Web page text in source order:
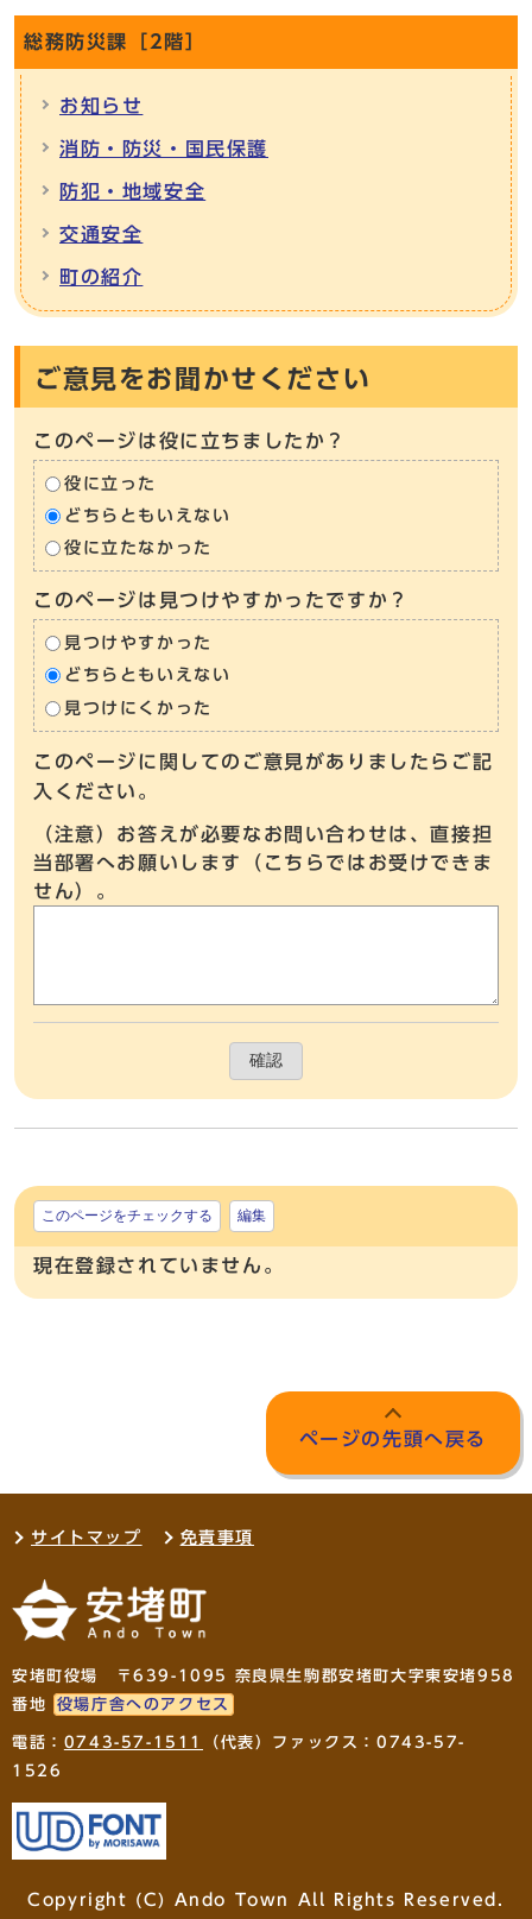
総務防災課［2階］
お知らせ
消防・防災・国民保護
防犯・地域安全
交通安全
町の紹介
ご意見をお聞かせください
このページは役に立ちましたか？
役に立った
どちらともいえない
役に立たなかった
このページは見つけやすかったですか？
見つけやすかった
どちらともいえない
見つけにくかった
このページに関してのご意見がありましたらご記
入ください。
（注意）お答えが必要なお問い合わせは、直接担
当部署へお願いします（こちらではお受けできま
せん）。
確認
このページをチェックする 編集
現在登録されていません。
ページの先頭へ戻る
サイトマップ 免責事項
安堵町役場 〒639-1095 奈良県生駒郡安堵町大字東安堵958
番地
役場庁舎へのアクセス
電話： 0743-57-1511
（代表）ファックス：0743-57-
1526
Copyright (C) Ando Town All Rights Reserved.